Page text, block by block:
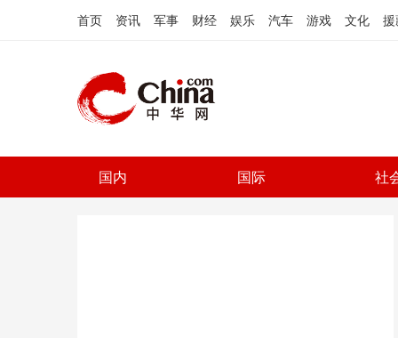
首页 资讯 军事 财经 娱乐 汽车 游戏 文化
国内 国际 社